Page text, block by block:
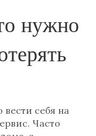
нужно
вести себя на
Часто